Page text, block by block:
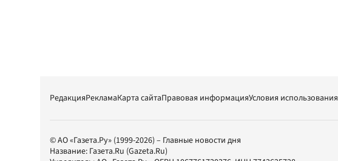
РедакцияРекламаКарта сайтаПравовая информацияУсловия использования
© АО «Газета.Ру» (1999-2026) – Главные новости дня
Название: Газета.Ru (Gazeta.Ru)